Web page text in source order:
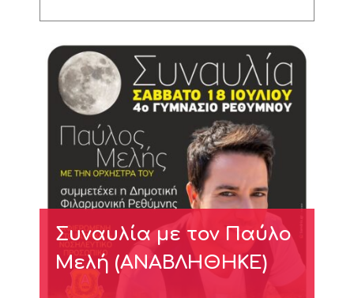
Συναυλία με τον Παύλο
Μελή (ΑΝΑΒΛΗΘΗΚΕ)